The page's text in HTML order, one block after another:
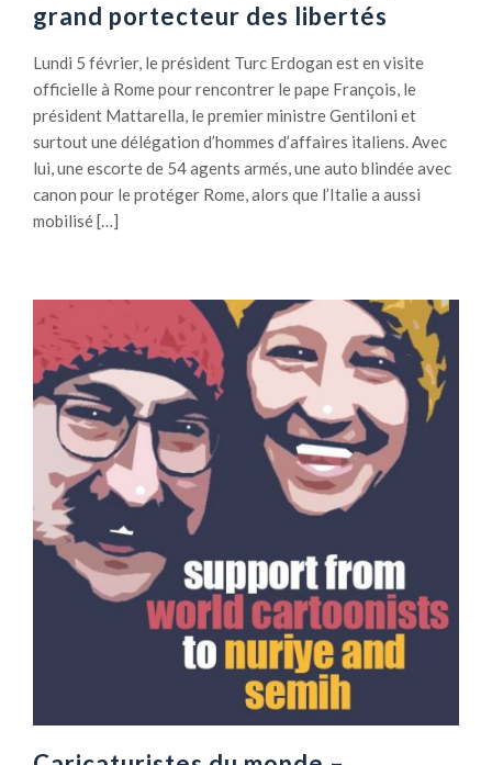
grand portecteur des libertés
Lundi 5 février, le président Turc Erdogan est en visite
officielle à Rome pour rencontrer le pape François, le
président Mattarella, le premier ministre Gentiloni et
surtout une délégation d’hommes d’affaires italiens. Avec
lui, une escorte de 54 agents armés, une auto blindée avec
canon pour le protéger Rome, alors que l’Italie a aussi
mobilisé […]